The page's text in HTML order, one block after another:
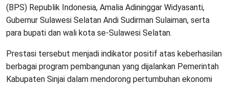
(BPS) Republik Indonesia, Amalia Adininggar Widyasanti,
Gubernur Sulawesi Selatan Andi Sudirman Sulaiman, serta
para bupati dan wali kota se-Sulawesi Selatan.
Prestasi tersebut menjadi indikator positif atas keberhasilan
berbagai program pembangunan yang dijalankan Pemerintah
Kabupaten Sinjai dalam mendorong pertumbuhan ekonomi